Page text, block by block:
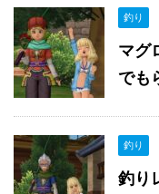
釣り
マグ
でも
釣り
釣り